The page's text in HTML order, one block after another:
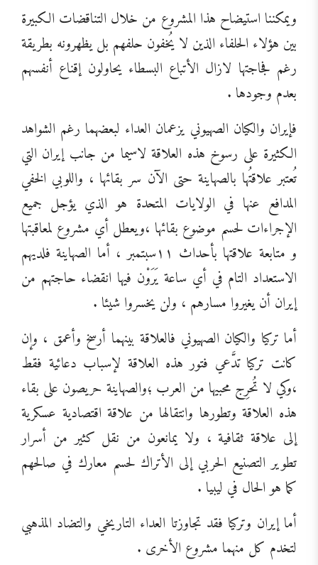
ويمكننا استيضاح هذا المشروع من خلال التناقضات الكبيرة
بين هؤلاء الحلفاء الذين لا يُخفون حلفهم بل يظهرونه بطريقة
رغم فجاجتها لازال الأتباع البسطاء يحاولون إقناع أنفسهم
بعدم وجودها .
فإيران والكيان الصهيوني يزعمان العداء لبعضهما رغم الشواهد
الكثيرة على رسوخ هذه العلاقة لاسيما من جانب إيران التي
تُعتبر علاقتُها بالصهاينة حتى الآن سر بقائها ، واللوبي الخفي
المدافع عنها في الولايات المتحدة هو الذي يؤجل جميع
الإجراءات لحسم موضوع بقائها ،ويعطل أي مشروع لمعاقبتها
و متابعة علاقتها بأحداث ١١سبتمبر ، أما الصهاينة فلديهم
الاستعداد التام في أي ساعة يَرَوْن فيها انقضاء حاجتهم من
إيران أن يغيروا مسارهم ، ولن يخسروا شيئا .
أما تركيا والكيان الصهيوني فالعلاقة بينهما أرسخ وأعمق ، وإن
كانت تركيا تدَّعي فتور هذه العلاقة لإسباب دعائية فقط
،وكي لا تُحرِج محبيها من العرب ؛والصهاينة حريصون على بقاء
هذه العلاقة وتطورها وانتقالها من علاقة اقتصادية عسكرية
إلى علاقة ثقافية ، ولا يمانعون من نقل كثير من أسرار
تطوير التصنيع الحربي إلى الأتراك لحسم معارك في صالحهم
كما هو الحال في ليبيا .
أما إيران وتركيا فقد تجاوزتا العداء التاريخي والتضاد المذهبي
لتخدم كل منهما مشروع الأخرى .